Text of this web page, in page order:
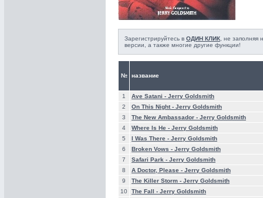
Зарегистрируйтесь в ОДИН КЛИК , не
версии, а также многие другие функции!
№ название
1 Ave Satani - Jerry Goldsmith
2
On This Night - Jerry Goldsmith
3
The New Ambassador - Jerry Goldsmith
4
Where Is He - Jerry Goldsmith
5
I Was There - Jerry Goldsmith
6
Broken Vows - Jerry Goldsmith
7
Safari Park - Jerry Goldsmith
8
A Doctor, Please - Jerry Goldsmith
9
The Killer Storm - Jerry Goldsmith
10
The Fall - Jerry Goldsmith